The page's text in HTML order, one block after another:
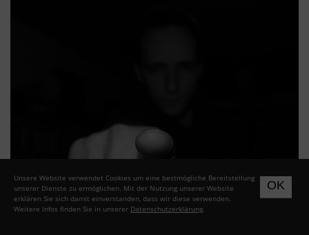
OK
Unsere Website verwendet Cookies um eine bestmögliche Bereitstellung
unserer Dienste zu ermöglichen. Mit der Nutzung unserer Website
erklären Sie sich damit einverstanden, dass wir diese verwenden.
Weitere Infos finden Sie in unserer Datenschutzerklärung.